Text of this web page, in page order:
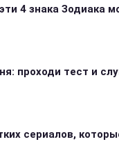
4 знака Зодиака
проходи тест и
сериалов,